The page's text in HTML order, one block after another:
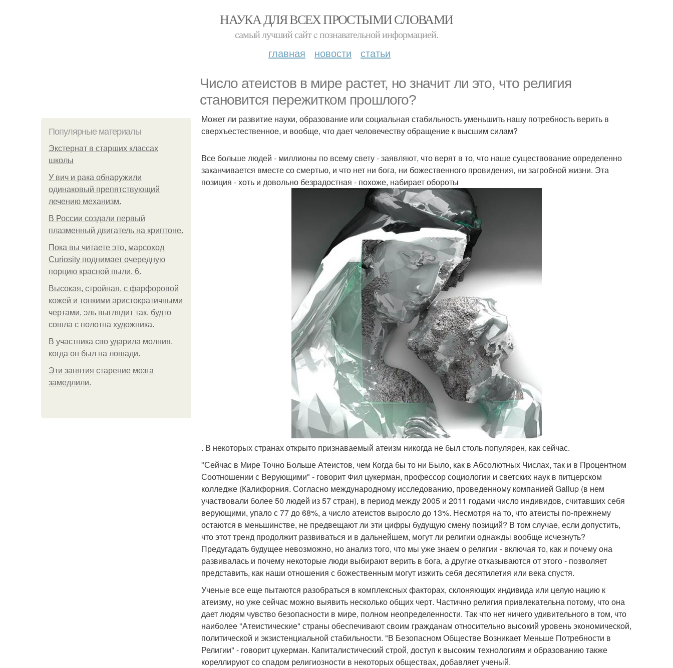
НАУКА ДЛЯ ВСЕХ ПРОСТЫМИ СЛОВАМИ
самый лучший сайт c познавательной информацией.
главная новости статьи
Число атеистов в мире растет, но значит ли это, что религия
становится пережитком прошлого?
Популярные материалы
Экстернат в старших классах
школы
У вич и рака обнаружили
одинаковый препятствующий
лечению механизм.
В России создали первый
плазменный двигатель на криптоне.
Пока вы читаете это, марсоход
Curiosity поднимает очередную
порцию красной пыли. 6.
Высокая, стройная, с фарфоровой
кожей и тонкими аристократичными
чертами, эль выглядит так, будто
сошла с полотна художника.
В участника сво ударила молния,
когда он был на лошади.
Эти занятия старение мозга
замедлили.
Может ли развитие науки, образование или социальная стабильность уменьшить нашу потребность верить в
сверхъестественное, и вообще, что дает человечеству обращение к высшим силам?
Все больше людей - миллионы по всему свету - заявляют, что верят в то, что наше существование определенно
заканчивается вместе со смертью, и что нет ни бога, ни божественного провидения, ни загробной жизни. Эта
позиция - хоть и довольно безрадостная - похоже, набирает обороты
. В некоторых странах открыто признаваемый атеизм никогда не был столь популярен, как сейчас.
"Сейчас в Мире Точно Больше Атеистов, чем Когда бы то ни Было, как в Абсолютных Числах, так и в Процентном
Соотношении с Верующими" - говорит Фил цукерман, профессор социологии и светских наук в питцерском
колледже (Калифорния. Согласно международному исследованию, проведенному компанией Gallup (в нем
участвовали более 50 людей из 57 стран), в период между 2005 и 2011 годами число индивидов, считавших себя
верующими, упало с 77 до 68%, а число атеистов выросло до 13%. Несмотря на то, что атеисты по-прежнему
остаются в меньшинстве, не предвещают ли эти цифры будущую смену позиций? В том случае, если допустить,
что этот тренд продолжит развиваться и в дальнейшем, могут ли религии однажды вообще исчезнуть?
Предугадать будущее невозможно, но анализ того, что мы уже знаем о религии - включая то, как и почему она
развивалась и почему некоторые люди выбирают верить в бога, а другие отказываются от этого - позволяет
представить, как наши отношения с божественным могут изжить себя десятилетия или века спустя.
Ученые все еще пытаются разобраться в комплексных факторах, склоняющих индивида или целую нацию к
атеизму, но уже сейчас можно выявить несколько общих черт. Частично религия привлекательна потому, что она
дает людям чувство безопасности в мире, полном неопределенности. Так что нет ничего удивительного в том, что
наиболее "Атеистические" страны обеспечивают своим гражданам относительно высокий уровень экономической,
политической и экзистенциальной стабильности. "В Безопасном Обществе Возникает Меньше Потребности в
Религии" - говорит цукерман. Капиталистический строй, доступ к высоким технологиям и образованию также
кореллируют со спадом религиозности в некоторых обществах, добавляет ученый.